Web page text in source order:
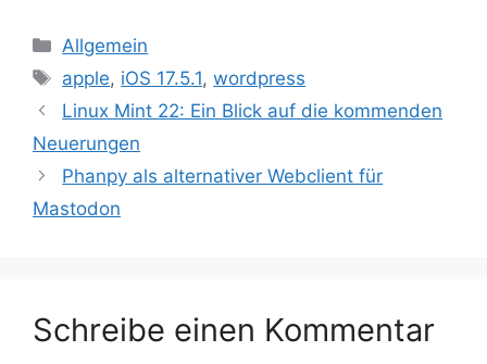
Kategorien
Allgemein
Schlagwörter
apple, iOS 17.5.1,wordpress
Linux Mint 22: Ein Blick auf die kommenden
Neuerungen
Phanpy als alternativer Webclient für
Mastodon
Schreibe einen Kommentar